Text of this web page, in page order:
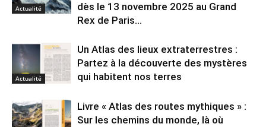
Actualité
dès le 13 novembre 2025 au Grand
Rex de Paris...
Actualité
Un Atlas des lieux extraterrestres :
Partez à la découverte des mystères
qui habitent nos terres
Livre « Atlas des routes mythiques » :
Sur les chemins du monde, là où